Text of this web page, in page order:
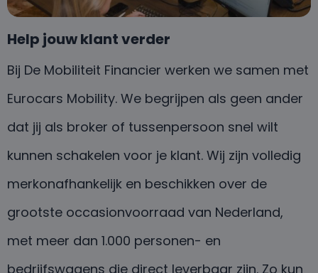
Help jouw klant verder
Bij De Mobiliteit Financier werken we samen met
Eurocars Mobility. We begrijpen als geen ander
dat jij als broker of tussenpersoon snel wilt
kunnen schakelen voor je klant. Wij zijn volledig
merkonafhankelijk en beschikken over de
grootste occasionvoorraad van Nederland,
met meer dan 1.000 personen- en
bedrijfswagens die direct leverbaar zijn. Zo kun